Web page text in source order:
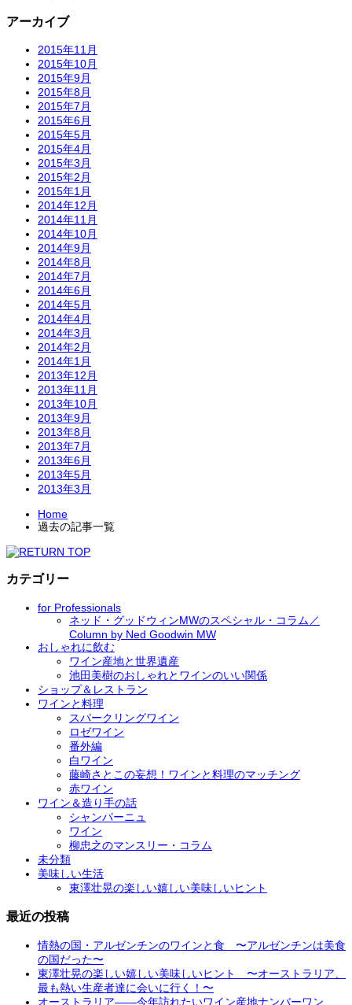
アーカイブ
2015年11月
2015年10月
2015年9月
2015年8月
2015年7月
2015年6月
2015年5月
2015年4月
2015年3月
2015年2月
2015年1月
2014年12月
2014年11月
2014年10月
2014年9月
2014年8月
2014年7月
2014年6月
2014年5月
2014年4月
2014年3月
2014年2月
2014年1月
2013年12月
2013年11月
2013年10月
2013年9月
2013年8月
2013年7月
2013年6月
2013年5月
2013年3月
Home
過去の記事一覧
カテゴリー
for Professionals
ネッド・グッドウィンMWのスペシャル・コラム／
Column by Ned Goodwin MW
おしゃれに飲む
ワイン産地と世界遺産
池田美樹のおしゃれとワインのいい関係
ショップ＆レストラン
ワインと料理
スパークリングワイン
ロゼワイン
番外編
白ワイン
藤崎さとこの妄想！ワインと料理のマッチング
赤ワイン
ワイン＆造り手の話
シャンパーニュ
ワイン
柳忠之のマンスリー・コラム
未分類
美味しい生活
東澤壮晃の楽しい嬉しい美味しいヒント
最近の投稿
情熱の国・アルゼンチンのワインと食 〜アルゼンチンは美食
の国だった〜
東澤壮晃の楽しい嬉しい美味しいヒント 〜オーストラリア、
最も熱い生産者達に会いに行く！〜
オーストラリア――今年訪れたいワイン産地ナンバーワン